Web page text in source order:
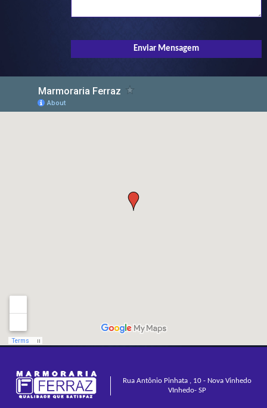
Rua Antônio Pinhata , 10 - Nova Vinhedo
VInhedo- SP